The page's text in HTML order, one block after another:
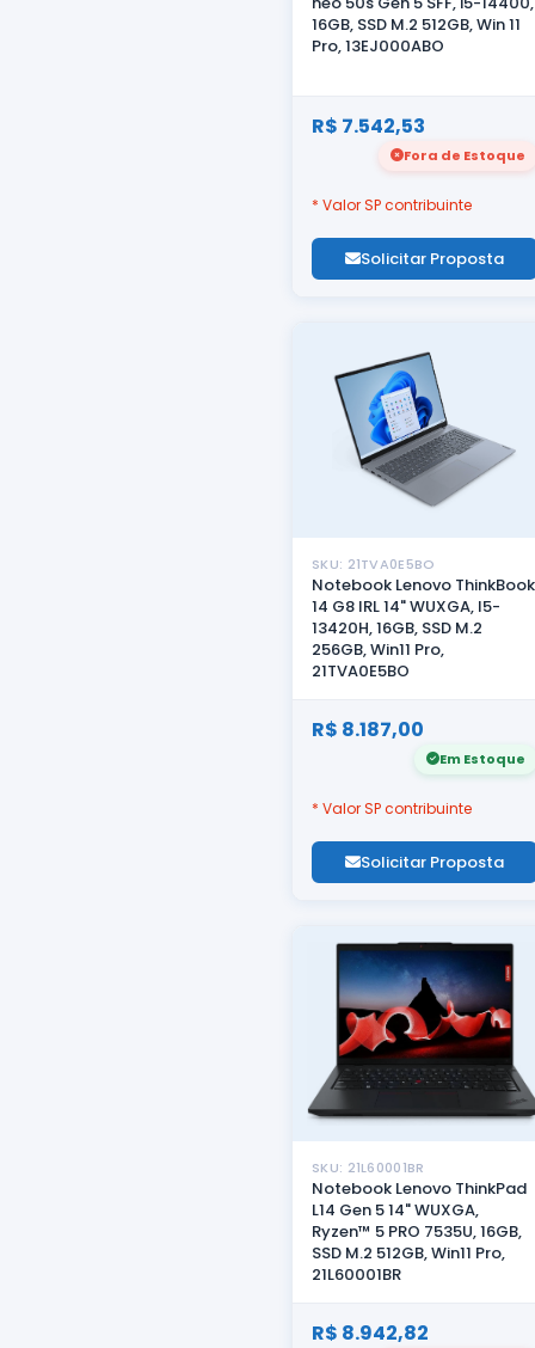
16GB, SSD M.2 512GB, Win 11
Pro, 13EJ000ABO
R$ 7.542,53
Fora de Estoque
* Valor SP contribuinte
Solicitar Proposta
SKU: 21TVA0E5BO
Notebook Lenovo ThinkBook
14 G8 IRL 14" WUXGA, I5-
13420H, 16GB, SSD M.2
256GB, Win11 Pro,
21TVA0E5BO
R$ 8.187,00
Em Estoque
* Valor SP contribuinte
Solicitar Proposta
SKU: 21L60001BR
Notebook Lenovo ThinkPad
L14 Gen 5 14" WUXGA,
Ryzen™ 5 PRO 7535U, 16GB,
SSD M.2 512GB, Win11 Pro,
21L60001BR
R$ 8.942,82